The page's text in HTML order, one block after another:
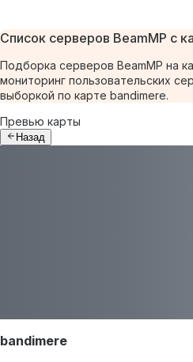
Список серверов BeamMP с
Подборка серверов BeamMP на
мониторинг пользовательских
выборкой по карте bandimere.
Превью карты
Назад
bandimere